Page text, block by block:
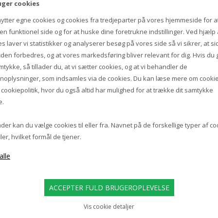
cookies
egne cookies og cookies fra tredjeparter på vores hjemmeside for
funktionel side og for at huske dine foretrukne indstillinger. Ved hjælp
laver vi statistikker og analyserer besøg på vores side så vi sikrer, at
forbedres, og at vores markedsføring bliver relevant for dig. Hvis du
så tillader du, at vi sætter cookies, og at vi behandler de
som indsamles via de cookies. Du kan læse mere om
cookiepolitik, hvor du også altid har mulighed for at trække dit samtykke
kan du vælge cookies til eller fra. Navnet på de forskellige typer af
hvilket formål de tjener.
Vis cookie detaljer
P GULVLAMPE, WENGE
8.839,00
7.155,00 DKK